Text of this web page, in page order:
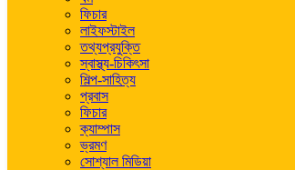
ফিচার
লাইফস্টাইল
তথ্যপ্রযুক্তি
স্বাস্থ্য-চিকিৎসা
শিল্প-সাহিত্য
প্রবাস
ফিচার
ক্যাম্পাস
ভ্রমণ
সোশ্যাল মিডিয়া